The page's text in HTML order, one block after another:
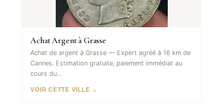
Achat Argent à Grasse
Achat de argent à Grasse — Expert agréé à 16 km de
Cannes. Estimation gratuite, paiement immédiat au
cours du…
VOIR CETTE VILLE →